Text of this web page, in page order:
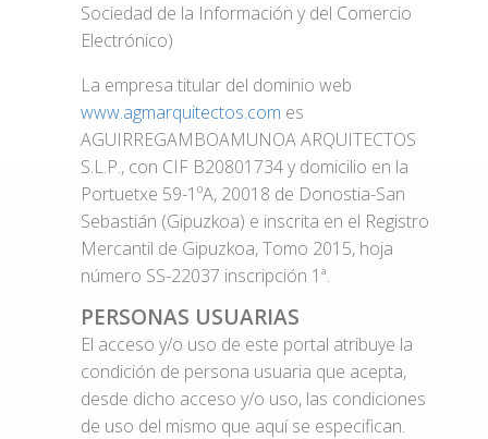
Sociedad de la Información y del Comercio
Electrónico)
La empresa titular del dominio web
www.agmarquitectos.com es
AGUIRREGAMBOAMUNOA ARQUITECTOS
S.L.P., con CIF B20801734 y domicilio en la
Portuetxe 59-1ºA, 20018 de Donostia-San
Sebastián (Gipuzkoa) e inscrita en el Registro
Mercantil de Gipuzkoa, Tomo 2015, hoja
número SS-22037 inscripción 1ª.
PERSONAS USUARIAS
El acceso y/o uso de este portal atribuye la
condición de persona usuaria que acepta,
desde dicho acceso y/o uso, las condiciones
de uso del mismo que aquí se especifican.